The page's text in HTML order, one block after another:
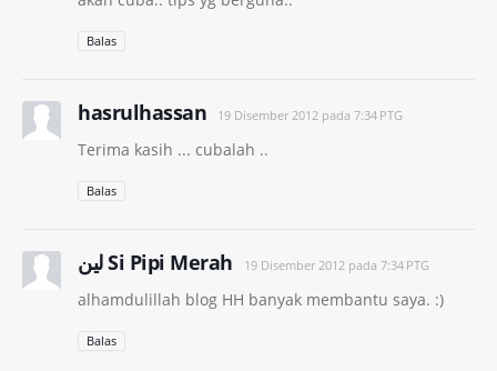
Balas
hasrulhassan 19 Disember 2012 pada 7:34 PTG
Terima kasih ... cubalah ..
Balas
لين Si Pipi Merah 19 Disember 2012 pada 7:34 PTG
alhamdulillah blog HH banyak membantu saya. :)
Balas